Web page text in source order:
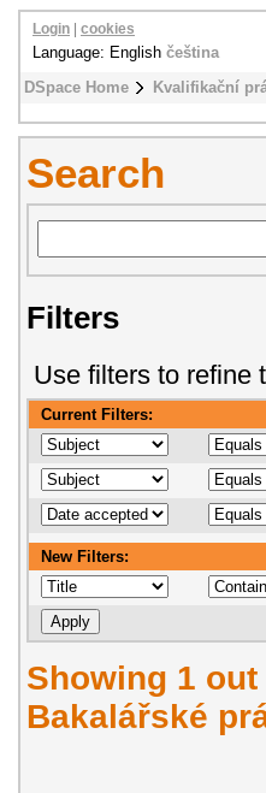
DSpace Home Kvalifikační
Login cookies
Language: English čeština
Search
Filters
Use filters to refine
Current Filters:
New Filters:
Showing 1
Bakalářské